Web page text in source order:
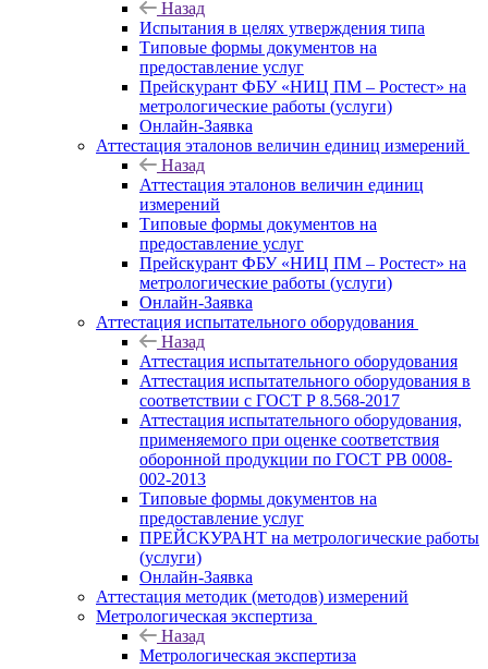
Назад
Испытания в целях утверждения типа
Типовые формы документов на
предоставление услуг
Прейскурант ФБУ «НИЦ ПМ – Ростест» на
метрологические работы (услуги)
Онлайн-Заявка
Аттестация эталонов величин единиц измерений
Назад
Аттестация эталонов величин единиц
измерений
Типовые формы документов на
предоставление услуг
Прейскурант ФБУ «НИЦ ПМ – Ростест» на
метрологические работы (услуги)
Онлайн-Заявка
Аттестация испытательного оборудования
Назад
Аттестация испытательного оборудования
Аттестация испытательного оборудования в
соответствии с ГОСТ Р 8.568-2017
Аттестация испытательного оборудования,
применяемого при оценке соответствия
оборонной продукции по ГОСТ РВ 0008-
002-2013
Типовые формы документов на
предоставление услуг
ПРЕЙСКУРАНТ на метрологические работы
(услуги)
Онлайн-Заявка
Аттестация методик (методов) измерений
Метрологическая экспертиза
Назад
Метрологическая экспертиза